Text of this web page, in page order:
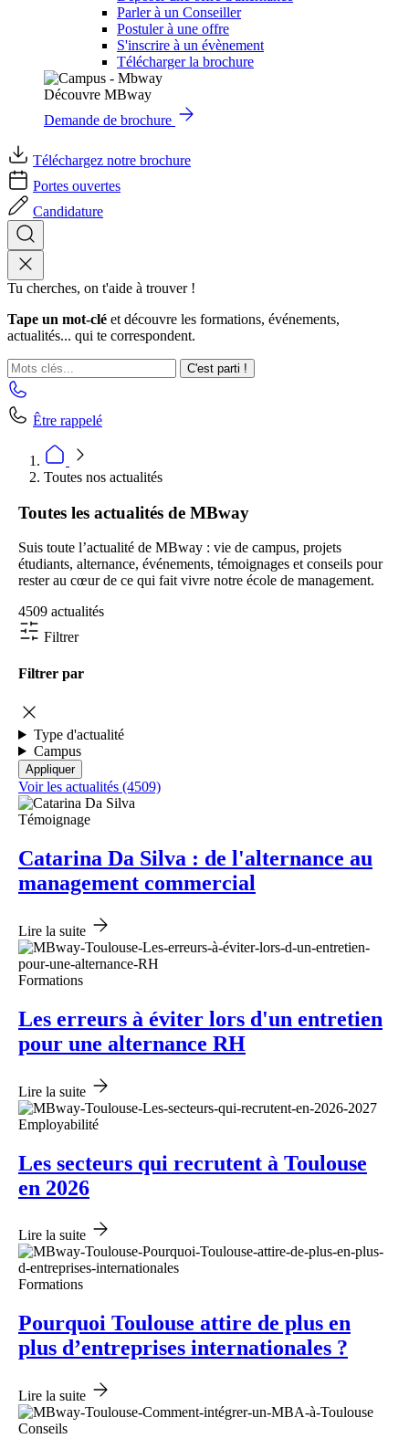
Parler à un Conseiller
Postuler à une offre
S'inscrire à un évènement
Télécharger la brochure
Découvre MBway
Demande de brochure
Téléchargez notre brochure
Portes ouvertes
Candidature
Tu cherches, on t'aide à trouver !
Tape un mot-clé et découvre les formations, événements,
actualités... qui te correspondent.
C'est parti !
Être rappelé
Toutes nos actualités
Toutes les actualités de MBway
Suis toute l’actualité de MBway : vie de campus, projets
étudiants, alternance, événements, témoignages et conseils pour
rester au cœur de ce qui fait vivre notre école de management.
4509 actualités
Filtrer
Filtrer par
Type d'actualité
Campus
Voir les actualités (4509)
Témoignage
Catarina Da Silva : de l'alternance au
management commercial
Lire la suite
Formations
Les erreurs à éviter lors d'un entretien
pour une alternance RH
Lire la suite
Employabilité
Les secteurs qui recrutent à Toulouse
en 2026
Lire la suite
Formations
Pourquoi Toulouse attire de plus en
plus d’entreprises internationales ?
Lire la suite
Conseils